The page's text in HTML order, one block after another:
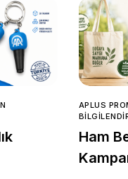
APLUS
Ham